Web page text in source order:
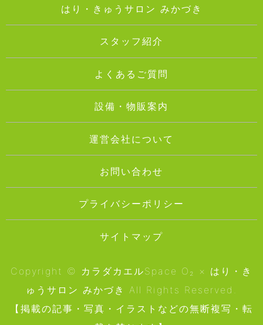
はり・きゅうサロン みかづき
スタッフ紹介
よくあるご質問
設備・物販案内
運営会社について
お問い合わせ
プライバシーポリシー
サイトマップ
Copyright © カラダカエルSpace O₂ × はり・き
ゅうサロン みかづき All Rights Reserved.
【掲載の記事・写真・イラストなどの無断複写・転